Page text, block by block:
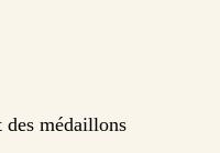
des médaillons